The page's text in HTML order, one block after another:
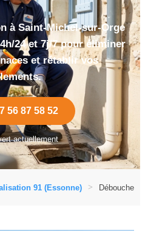
à Saint-Michel-sur-Orge
24 et 7j/7 pour éliminer
et rétablir vos
56 87 58 52
actuellement
91 (Essonne) Déboucher